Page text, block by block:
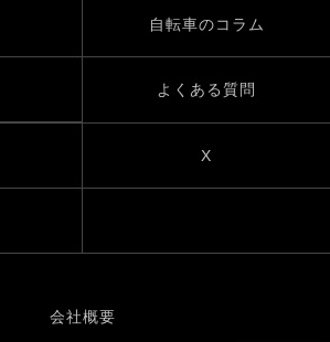
自転車のコラム
よくある質問
X
会社概要